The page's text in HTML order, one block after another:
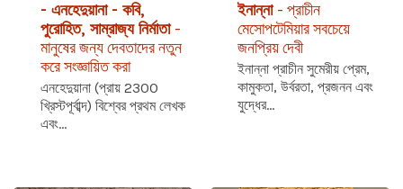
- এনহেদুয়ানা - কবি,
পুরোহিত, সাম্রাজ্য নির্মাতা-
মানুষের জন্য দেবতাদের নতুন
করে সংজ্ঞায়িত করা
এনহেদুয়ানা (প্রায় 2300
খ্রিস্টপূর্বাব্দ) বিশ্বের প্রথম লেখক
এবং...
ইনান্না- প্রাচীন
মেসোপটেমিয়ার সবচেয়ে
জনপ্রিয় দেবী
ইনান্না প্রাচীন সুমেরীয় প্রেম,
কামুকতা, উর্বরতা, প্রজনন এবং
যুদ্ধের...